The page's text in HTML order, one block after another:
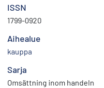
ISSN
1799-0920
Aihealue
kauppa
Sarja
Omsättning inom handeln